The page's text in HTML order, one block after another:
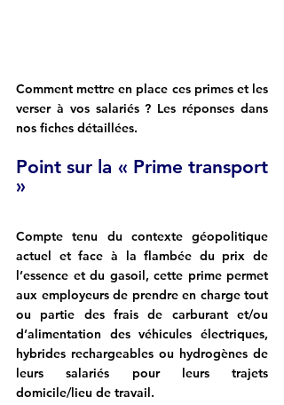
Comment mettre en place ces primes et les
verser à vos salariés ? Les réponses dans
nos fiches détaillées.
Point sur la « Prime transport
»
Compte tenu du contexte géopolitique
actuel et face à la flambée du prix de
l’essence et du gasoil, cette prime permet
aux employeurs de prendre en charge tout
ou partie des frais de carburant et/ou
d’alimentation des véhicules électriques,
hybrides rechargeables ou hydrogènes de
leurs salariés pour leurs trajets
domicile/lieu de travail.